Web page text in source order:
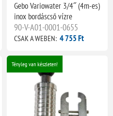
Gebo Variowater 3/4˝ (4m-es)
inox bordáscső vízre
90-V-A01-0001-0655
CSAK A WEBEN: 4 755 Ft
Tényleg van készleten!